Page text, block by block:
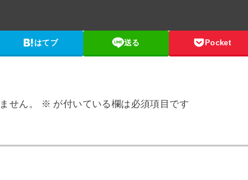
はてブ 送る Pocket
せん。 ※ が付いている欄は必須項目です